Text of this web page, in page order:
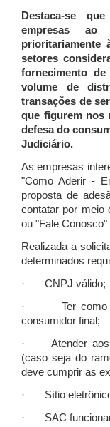
Destaca-se
empresas ao
prioritariamente
setores
fornecimento
volume de
transações de
que figurem nos
defesa do
Judiciário.
As empresas
"Como Aderir -
proposta de
contatar por meio
ou "Fale
Realizada a
determinados
· CNPJ válido;
· Ter como
consumidor final;
· Atender aos
(caso seja do
deve cumprir as
· Sítio
· SAC